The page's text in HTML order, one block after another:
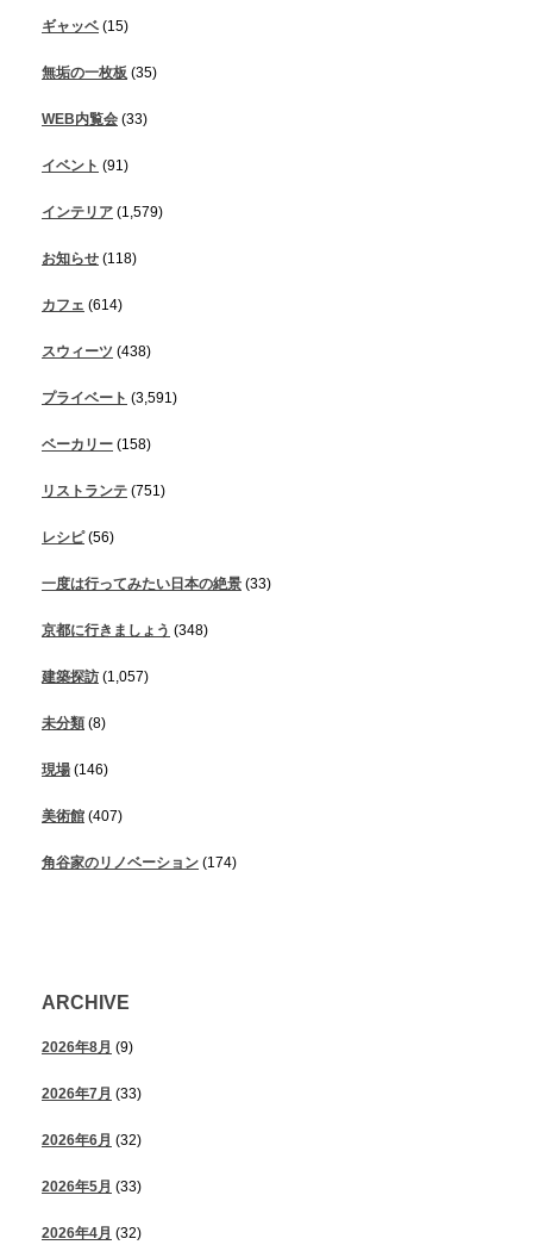
ギャッベ (15)
無垢の一枚板 (35)
WEB内覧会 (33)
イベント (91)
インテリア (1,579)
お知らせ (118)
カフェ (614)
スウィーツ (438)
プライベート (3,591)
ベーカリー (158)
リストランテ (751)
レシピ(56)
一度は行ってみたい日本の絶景 (33)
京都に行きましょう (348)
建築探訪 (1,057)
未分類 (8)
現場 (146)
美術館 (407)
角谷家のリノベーション (174)
ARCHIVE
2026年8月 (9)
2026年7月 (33)
2026年6月 (32)
2026年5月 (33)
2026年4月 (32)